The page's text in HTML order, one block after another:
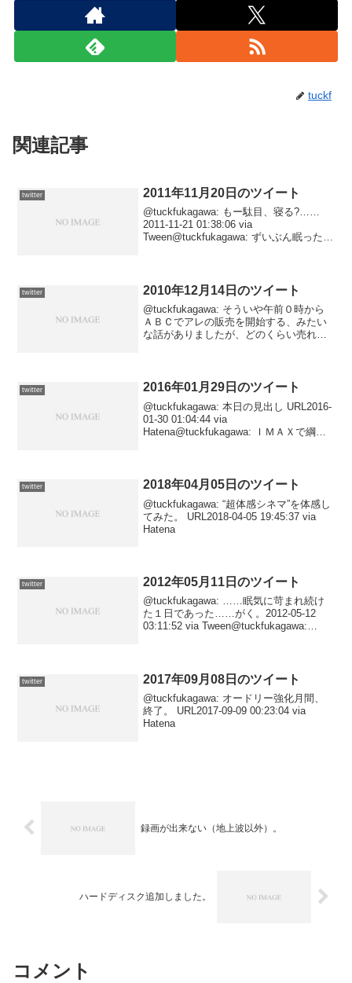
tuckf
関連記事
twitter 2011年11月20日のツイート
@tuckfukagawa: もー駄目、寝る?……
2011-11-21 01:38:06 via
Tween@tuckfukagawa: ずいぶん眠った気
twitter 2010年12月14日のツイート
@tuckfukagawa: そういや午前０時から
ＡＢＣでアレの販売を開始する、みたい
な話がありましたが、どのくらい売れた
twitter 2016年01月29日のツイート
@tuckfukagawa: 本日の見出し URL2016-
01-30 01:04:44 via
Hatena@tuckfukagawa: ＩＭＡＸで綱渡
twitter 2018年04月05日のツイート
@tuckfukagawa: “超体感シネマ”を体感し
てみた。 URL2018-04-05 19:45:37 via
Hatena
twitter 2012年05月11日のツイート
@tuckfukagawa: ……眠気に苛まれ続け
た１日であった……がく。2012-05-12
03:11:52 via Tween@tuckfukagawa:
twitter 2017年09月08日のツイート
@tuckfukagawa: オードリー強化月間、
終了。 URL2017-09-09 00:23:04 via
Hatena
録画が出来ない（地上波以外）。
ハードディスク追加しました。
コメント